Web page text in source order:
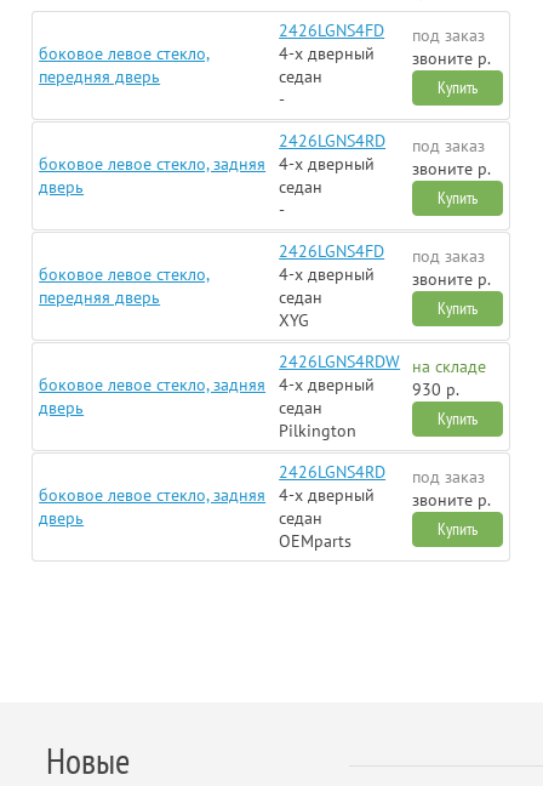
боковое левое стекло,
передняя дверь
2426LGNS4FD
4-х дверный
седан
-
под заказ
звоните р.
Купить
боковое левое стекло, задняя
дверь
2426LGNS4RD
4-х дверный
седан
-
под заказ
звоните р.
Купить
боковое левое стекло,
передняя дверь
2426LGNS4FD
4-х дверный
седан
XYG
под заказ
звоните р.
Купить
боковое левое стекло, задняя
дверь
2426LGNS4RDW
4-х дверный
седан
Pilkington
на складе
930 р.
Купить
боковое левое стекло, задняя
дверь
2426LGNS4RD
4-х дверный
седан
OEMparts
под заказ
звоните р.
Купить
Новые